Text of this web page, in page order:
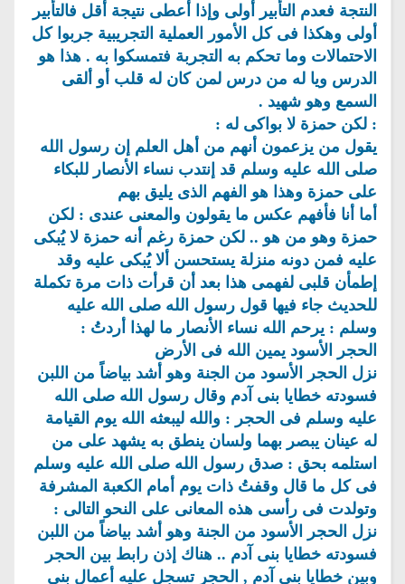
النتجة فعدم التأبير أولى وإذا أعطى نتيجة أقل فالتأبير
أولى وهكذا فى كل الأمور العملية التجريبية جربوا كل
الاحتمالات وما تحكم به التجربة فتمسكوا به . هذا هو
الدرس ويا له من درس لمن كان له قلب أو ألقى
السمع وهو شهيد .
: لكن حمزة لا بواكى له :
يقول من يزعمون أنهم من أهل العلم إن رسول الله
صلى الله عليه وسلم قد إنتدب نساء الأنصار للبكاء
على حمزة وهذا هو الفهم الذى يليق بهم
أما أنا فأفهم عكس ما يقولون والمعنى عندى : لكن
حمزة وهو من هو .. لكن حمزة رغم أنه حمزة لا يُبكى
عليه فمن دونه منزلة يستحسن ألا يُبكى عليه وقد
إطمأن قلبى لفهمى هذا بعد أن قرأت ذات مرة تكملة
للحديث جاء فيها قول رسول الله صلى الله عليه
وسلم : يرحم الله نساء الأنصار ما لهذا أردتُ :
الحجر الأسود يمين الله فى الأرض
نزل الحجر الأسود من الجنة وهو أشد بياضاً من اللبن
فسودته خطايا بنى آدم وقال رسول الله صلى الله
عليه وسلم فى الحجر : والله ليبعثه الله يوم القيامة
له عينان يبصر بهما ولسان ينطق به يشهد على من
استلمه بحق : صدق رسول الله صلى الله عليه وسلم
فى كل ما قال وقفتُ ذات يوم أمام الكعبة المشرفة
وتولدت فى رأسى هذه المعانى على النحو التالى :
نزل الحجر الأسود من الجنة وهو أشد بياضاً من اللبن
فسودته خطايا بنى آدم .. هناك إذن رابط بين الحجر
وبين خطايا بنى آدم , الحجر تسجل عليه أعمال بنى